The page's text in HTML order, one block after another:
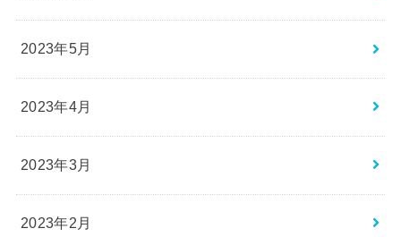
2023年5月
2023年4月
2023年3月
2023年2月